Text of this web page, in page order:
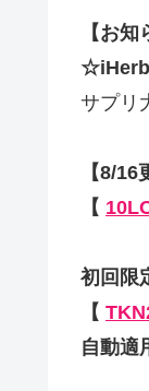
【お知
サプリ
【8/
【
初回限
【
自動適